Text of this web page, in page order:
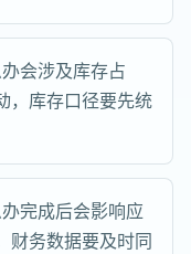
会涉及库存占
，库存口径要先统
完成后会影响应
财务数据要及时同